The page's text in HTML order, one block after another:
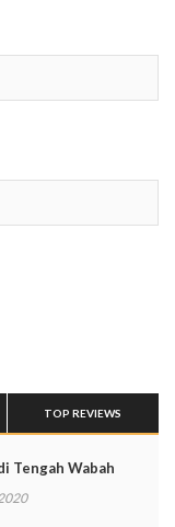
TOP REVIEWS
Tengah Wabah